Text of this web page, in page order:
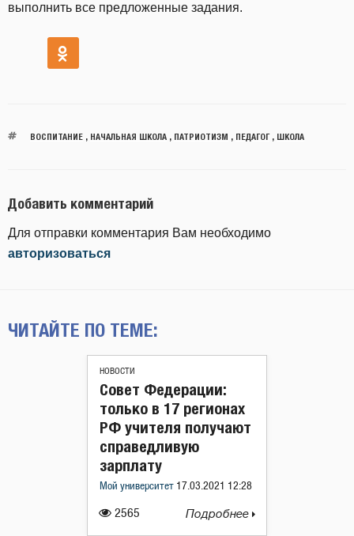
выполнить все предложенные задания.
ВОСПИТАНИЕ, НАЧАЛЬНАЯ ШКОЛА, ПАТРИОТИЗМ , ПЕДАГОГ, ШКОЛА
Добавить комментарий
Для отправки комментария Вам необходимо
авторизоваться
ЧИТАЙТЕ ПО ТЕМЕ:
НОВОСТИ
2565
Совет Федерации:
только в 17 регионах
РФ учителя получают
справедливую
зарплату
Мой университет 17.03.2021 12:28
Подробнее